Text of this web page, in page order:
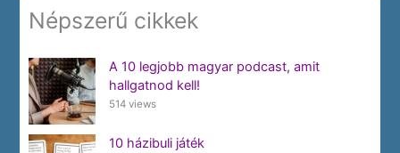
Népszerű cikkek
A 10 legjobb magyar podcast, amit
hallgatnod kell!
514 views
10 házibuli játék